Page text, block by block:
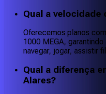
Qual a velocidade
Oferecemos planos
1000 MEGA,
navegar, jogar, assistir
Qual a diferença
Alares?